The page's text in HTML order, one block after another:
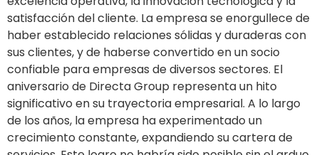
satisfacción del cliente. La empresa se enorgullece de
haber establecido relaciones sólidas y duraderas con
sus clientes, y de haberse convertido en un socio
confiable para empresas de diversos sectores. El
aniversario de Directa Group representa un hito
significativo en su trayectoria empresarial. A lo largo
de los años, la empresa ha experimentado un
crecimiento constante, expandiendo su cartera de